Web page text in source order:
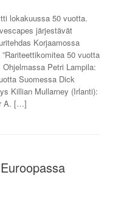
lokakuussa 50 vuotta.
järjestävät
Korjaamossa
50 vuotta
Petri Lampila:
Suomessa Dick
Killian Mullarney (Irlanti):
A. […]